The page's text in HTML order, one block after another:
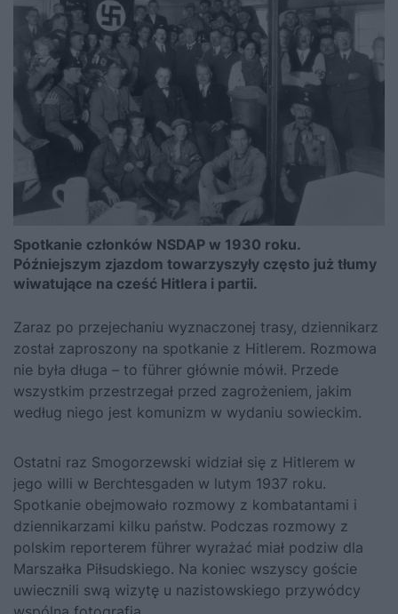
Spotkanie członków NSDAP w 1930 roku.
Późniejszym zjazdom towarzyszyły często już tłumy
wiwatujące na cześć Hitlera i partii.
Zaraz po przejechaniu wyznaczonej trasy, dziennikarz
został zaproszony na spotkanie z Hitlerem. Rozmowa
nie była długa – to führer głównie mówił. Przede
wszystkim przestrzegał przed zagrożeniem, jakim
według niego jest komunizm w wydaniu sowieckim.
Ostatni raz Smogorzewski widział się z Hitlerem w
jego willi w Berchtesgaden w lutym 1937 roku.
Spotkanie obejmowało rozmowy z kombatantami i
dziennikarzami kilku państw. Podczas rozmowy z
polskim reporterem führer wyrażać miał podziw dla
Marszałka Piłsudskiego. Na koniec wszyscy goście
uwiecznili swą wizytę u nazistowskiego przywódcy